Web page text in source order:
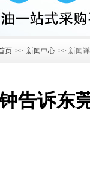
页 >> 新闻中心 >> 新闻
告诉东